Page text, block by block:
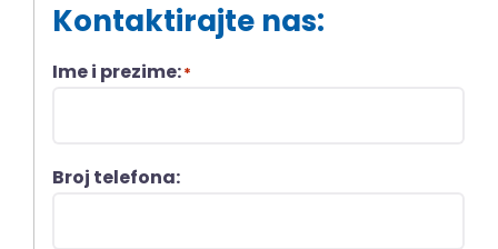
Kontaktirajte nas:
Ime i prezime:*
Broj telefona: